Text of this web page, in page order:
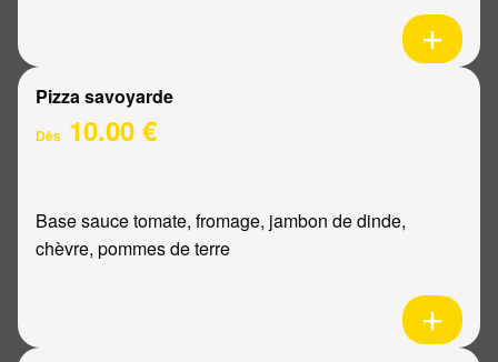
Pizza savoyarde
Dès 10.00 €
Base sauce tomate, fromage, jambon de dinde,
chèvre, pommes de terre